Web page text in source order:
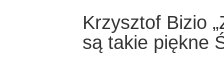
Krzysztof Bizio
są takie piękne